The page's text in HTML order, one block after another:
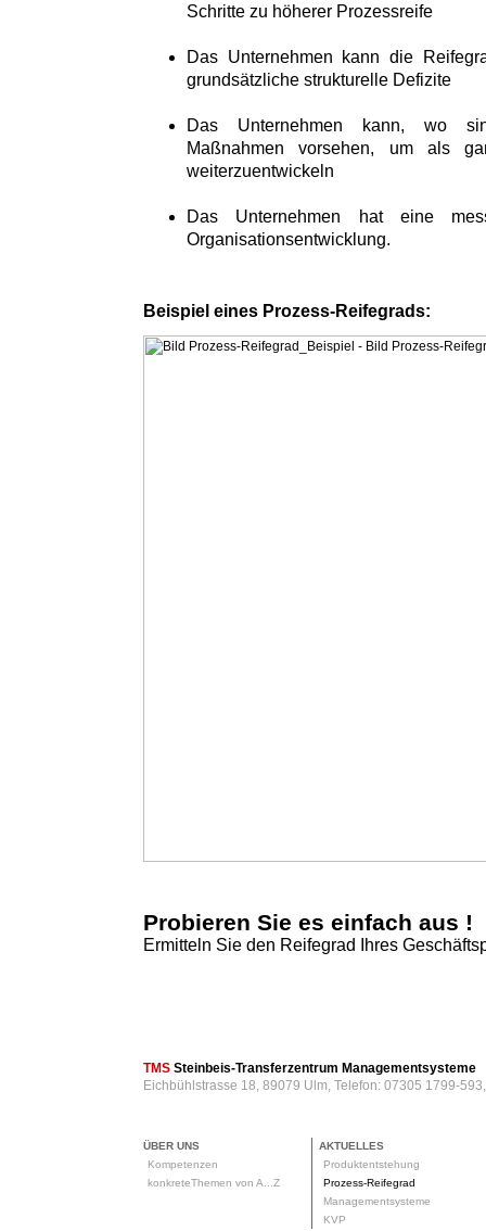
Schritte zu höherer Prozessreife
Das Unternehmen kann die
grundsätzliche strukturelle Defizite
Das Unternehmen kann, wo
Maßnahmen vorsehen, um als
weiterzuentwickeln
Das Unternehmen hat eine
Organisationsentwicklung.
Beispiel eines Prozess-Reifegrads:
Probieren Sie es einfach aus !
Ermitteln Sie den Reifegrad Ihres
TMS Steinbeis-Transferzentrum Managementsysteme
Eichbühlstrasse 18, 89079 Ulm, Telefon: 07305 1799-
ÜBER UNS
Kompetenzen
konkreteThemen von A...Z
AKTUELLES
Produktentstehung
Prozess-Reifegrad
Managementsysteme
KVP